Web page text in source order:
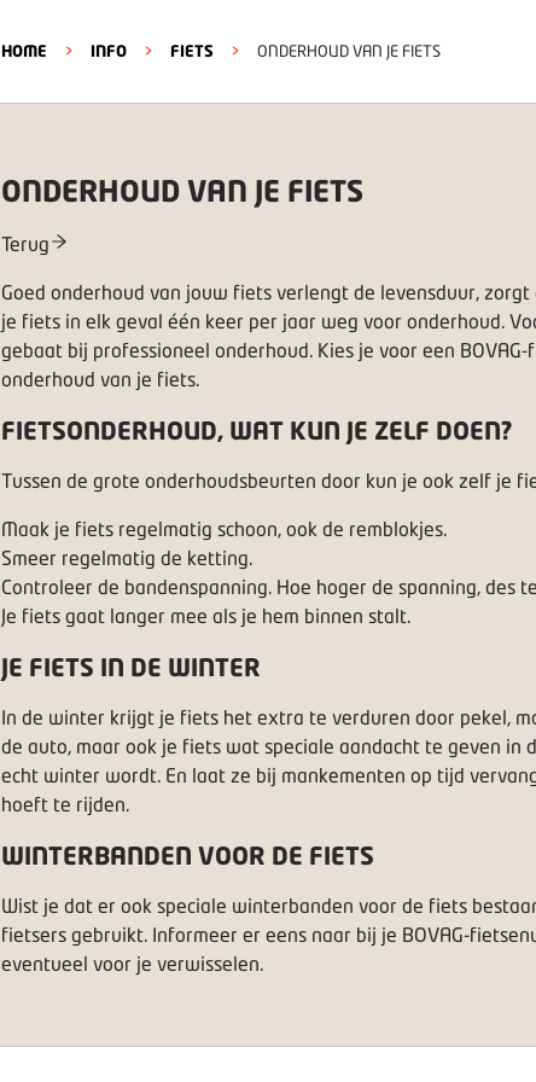
HOME > INFO > FIETS > ONDERHOUD VAN JE FIETS
ONDERHOUD VAN JE FIETS
Terug
Goed onderhoud van jouw fiets verlengt de levensduur,
je fiets in elk geval één keer per jaar weg voor onderhoud.
gebaat bij professioneel onderhoud. Kies je voor een
onderhoud van je fiets.
FIETSONDERHOUD, WAT KUN JE ZELF DOEN?
Tussen de grote onderhoudsbeurten door kun je ook zelf je
Maak je fiets regelmatig schoon, ook de remblokjes.
Smeer regelmatig de ketting.
Controleer de bandenspanning. Hoe hoger de spanning, des
Je fiets gaat langer mee als je hem binnen stalt.
JE FIETS IN DE WINTER
In de winter krijgt je fiets het extra te verduren door pekel,
de auto, maar ook je fiets wat speciale aandacht te geven
echt winter wordt. En laat ze bij mankementen op tijd
hoeft te rijden.
WINTERBANDEN VOOR DE FIETS
Wist je dat er ook speciale winterbanden voor de fiets
fietsers gebruikt. Informeer er eens naar bij je BOVAG-
eventueel voor je verwisselen.